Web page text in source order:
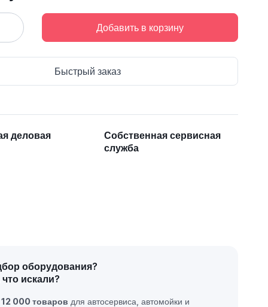
Добавить в корзину
Быстрый заказ
деловая
Собственная сервисная
служба
оборудования?
искали?
12 000 товаров для автосервиса, автомойки и